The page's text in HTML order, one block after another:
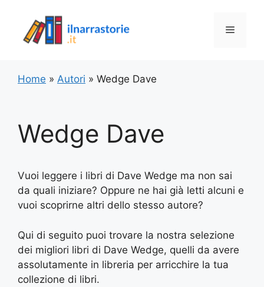
contenuto
Menu
Home » Autori » Wedge Dave
Wedge Dave
Vuoi leggere i libri di Dave Wedge ma non sai
da quali iniziare? Oppure ne hai già letti alcuni e
vuoi scoprirne altri dello stesso autore?
Qui di seguito puoi trovare la nostra selezione
dei migliori libri di Dave Wedge, quelli da avere
assolutamente in libreria per arricchire la tua
collezione di libri.